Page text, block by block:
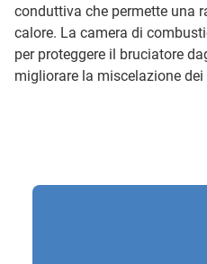
conduttiva che permette una
calore. La camera di
per proteggere il bruciatore
migliorare la miscelazione